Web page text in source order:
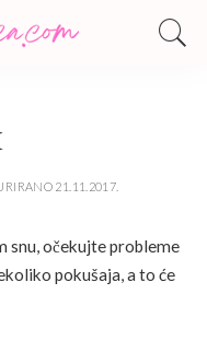
21.11.2017.
snu, očekujte probleme
pokušaja, a to će